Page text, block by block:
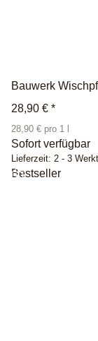
Bauwerk
28,90 € *
28,90 € pro 1 l
Sofort verfügbar
Lieferzeit: 2 - 3
Bestseller